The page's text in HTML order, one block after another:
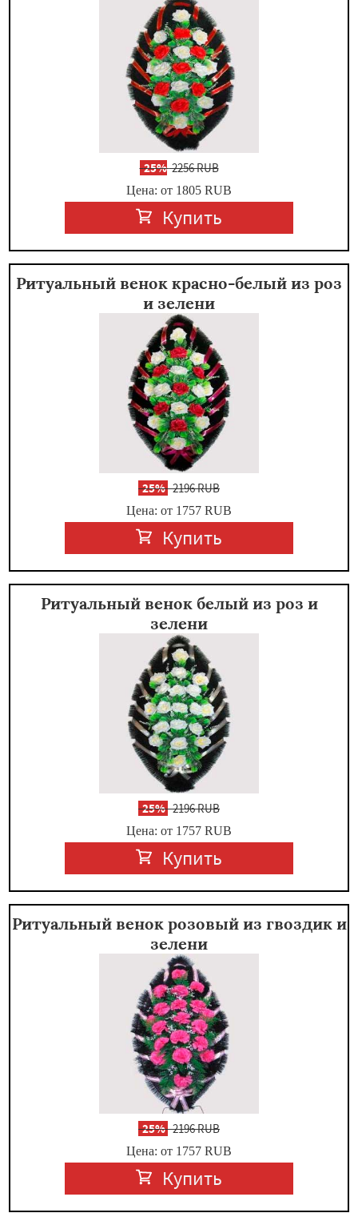
-25%2256 RUB
Цена: от 1805 RUB
Купить
Ритуальный венок красно-белый из роз
и зелени
-25%2196 RUB
Цена: от 1757 RUB
Купить
Ритуальный венок белый из роз и
зелени
-25%2196 RUB
Цена: от 1757 RUB
Купить
Ритуальный венок розовый из гвоздик и
зелени
-25%2196 RUB
Цена: от 1757 RUB
Купить